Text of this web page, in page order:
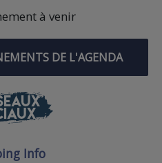
à venir
DE L'AGENDA
Info